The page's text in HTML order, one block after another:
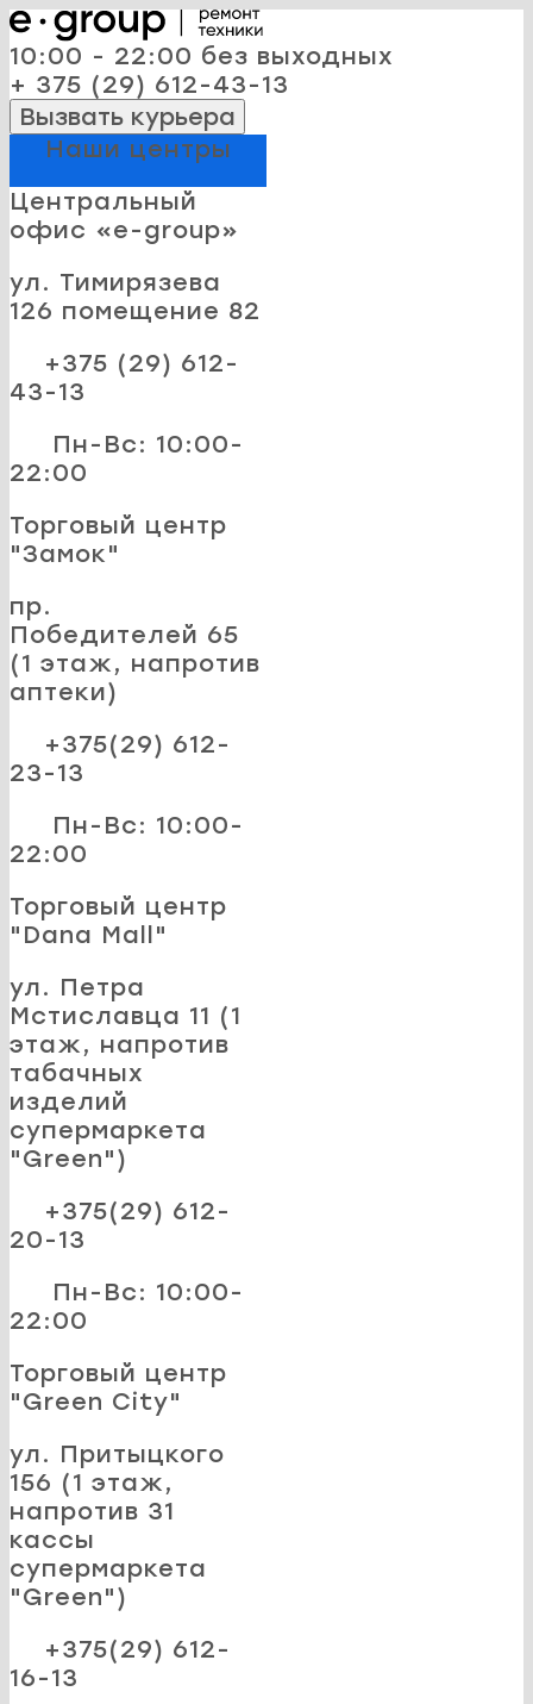
10:00 - 22:00 без выходных
+ 375 (29) 612-43-13
Вызвать курьера
Наши центры
Центральный
офис «e-group»
ул. Тимирязева
126 помещение 82
+375 (29) 612-
43-13
Пн-Вс: 10:00-
22:00
Торговый центр
"Замок"
пр.
Победителей 65
(1 этаж, напротив
аптеки)
+375(29) 612-
23-13
Пн-Вс: 10:00-
22:00
Торговый центр
"Dana Mall"
ул. Петра
Мстиславца 11 (1
этаж, напротив
табачных
изделий
супермаркета
"Green")
+375(29) 612-
20-13
Пн-Вс: 10:00-
22:00
Торговый центр
"Green City"
ул. Притыцкого
156 (1 этаж,
напротив 31
кассы
супермаркета
"Green")
+375(29) 612-
16-13